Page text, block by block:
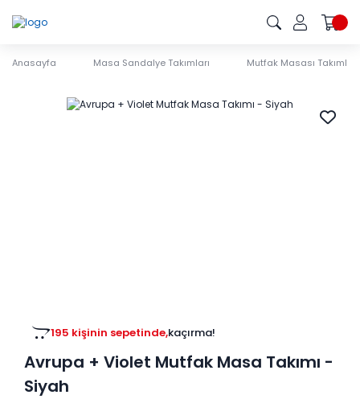
Anasayfa Masa Sandalye Takımları Mutfak Masası Takımları
195 kişinin sepetinde,kaçırma!
Avrupa + Violet Mutfak Masa Takımı -
Siyah